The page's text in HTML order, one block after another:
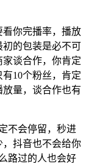
你完播率，播放
的包装是必不可
谈合作，你肯定
10个粉丝，肯定
量，谈合作也有
不会停留，秒进
抖音也不会给你
路过的人也会好